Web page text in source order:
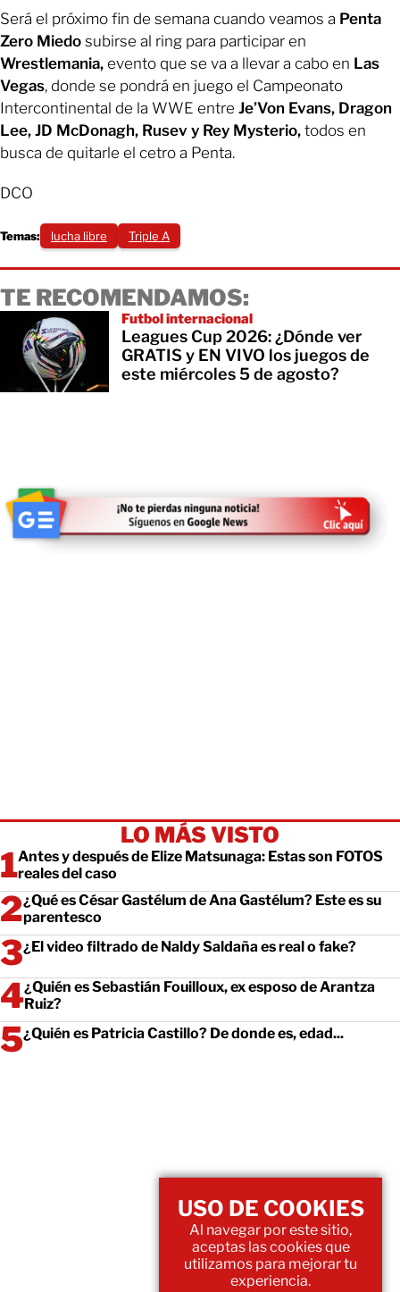
Será el próximo fin de semana cuando veamos a Penta
Zero Miedo subirse al ring para participar en
Wrestlemania, evento que se va a llevar a cabo en Las
Vegas, donde se pondrá en juego el Campeonato
Intercontinental de la WWE entre Je’Von Evans, Dragon
Lee, JD McDonagh, Rusev y Rey Mysterio, todos en
busca de quitarle el cetro a Penta.
DCO
Temas: lucha libre Triple A
TE RECOMENDAMOS:
Futbol internacional
Leagues Cup 2026: ¿Dónde ver
GRATIS y EN VIVO los juegos de
este miércoles 5 de agosto?
LO MÁS VISTO
Antes y después de Elize Matsunaga: Estas son FOTOS
reales del caso
¿Qué es César Gastélum de Ana Gastélum? Este es su
parentesco
¿El video filtrado de Naldy Saldaña es real o fake?
¿Quién es Sebastián Fouilloux, ex esposo de Arantza
Ruiz?
¿Quién es Patricia Castillo? De donde es, edad...
USO DE COOKIES
Al navegar por este sitio,
aceptas las cookies que
utilizamos para mejorar tu
experiencia.